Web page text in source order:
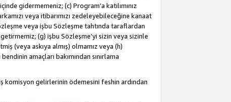
gidermemeniz; (c) Program’a katılımınız
veya itibarımızı zedeleyebileceğine kanaat
veya işbu Sözleşme tahtında taraflardan
(g) işbu Sözleşme’yi sizin veya sizinle
(veya askıya almış) olmamız veya (h)
amaçları bakımından sınırlama
gelirlerinin ödemesini feshin ardından